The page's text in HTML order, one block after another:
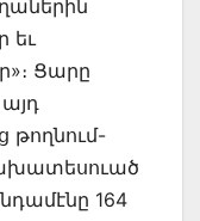
եւ
Ցարը
թողնում-
164